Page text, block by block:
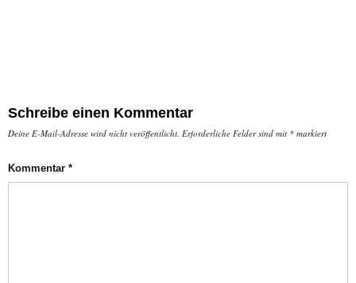
Schreibe einen Kommentar
Deine E-Mail-Adresse wird nicht veröffentlicht. Erforderliche Felder sind mit * markiert
Kommentar *